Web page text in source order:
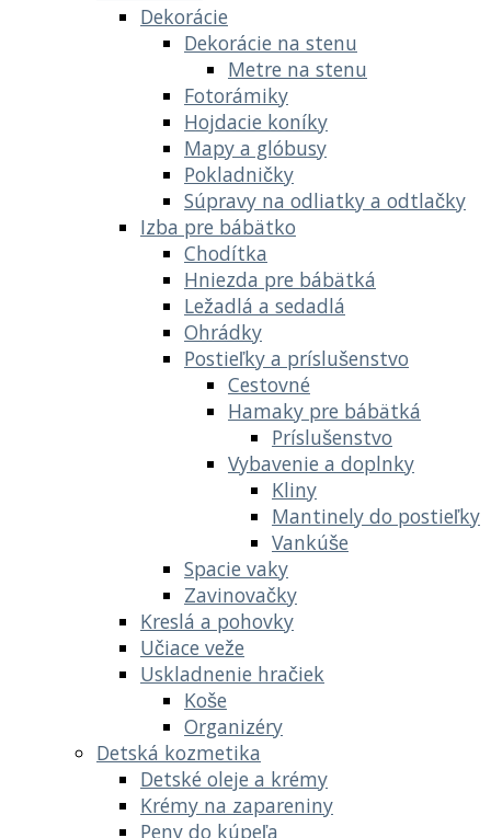
Dekorácie
Dekorácie na stenu
Metre na stenu
Fotorámiky
Hojdacie koníky
Mapy a glóbusy
Pokladničky
Súpravy na odliatky a odtlačky
Izba pre bábätko
Chodítka
Hniezda pre bábätká
Ležadlá a sedadlá
Ohrádky
Postieľky a príslušenstvo
Cestovné
Hamaky pre bábätká
Príslušenstvo
Vybavenie a doplnky
Kliny
Mantinely do postieľky
Vankúše
Spacie vaky
Zavinovačky
Kreslá a pohovky
Učiace veže
Uskladnenie hračiek
Koše
Organizéry
Detská kozmetika
Detské oleje a krémy
Krémy na zapareniny
Peny do kúpeľa